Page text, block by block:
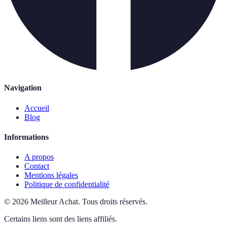
Navigation
Accueil
Blog
Informations
A propos
Contact
Mentions légales
Politique de confidentialité
© 2026 Meilleur Achat. Tous droits réservés.
Certains liens sont des liens affiliés.